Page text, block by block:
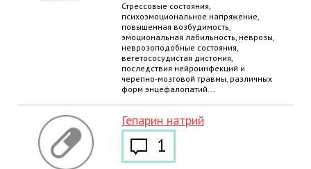
Стрессовые состояния,
психоэмоциональное напряжение,
повышенная возбудимость,
эмоциональная лабильность, неврозы,
неврозоподобные состояния,
вегетососудистая дистония,
последствия нейроинфекций и
черепно-мозговой травмы, различных
форм энцефалопатий...
Гепарин натрий
1